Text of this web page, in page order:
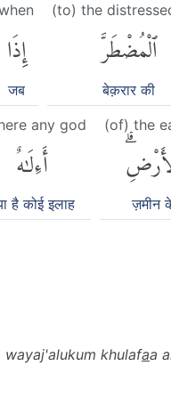
(to) the
ٱلْمُضْطَرَّ
बेक़रार की
إِذَا
जब
(of) the
ज़मीन
any god
أَءِلَٰهٌ
है कोई इलाह
wayaj'alukum khulafaa